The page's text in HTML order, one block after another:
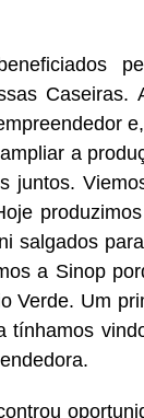
a
juntos.
salgados
a Sinop
Verde. Um
tínhamos